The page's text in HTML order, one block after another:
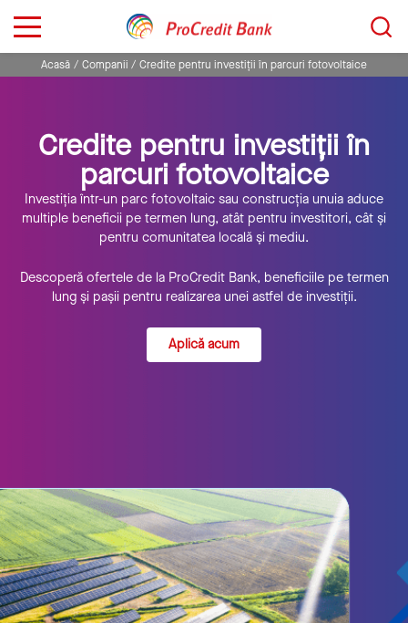
Acasă Companii Credite pentru investiții în parcuri fotovoltaice
Credite pentru investiții în
parcuri fotovoltaice
Investiția într-un parc fotovoltaic sau construcția unuia aduce
multiple beneficii pe termen lung, atât pentru investitori, cât și
pentru comunitatea locală și mediu.
Descoperă ofertele de la ProCredit Bank, beneficiile pe termen
lung și pașii pentru realizarea unei astfel de investiții.
Aplică acum